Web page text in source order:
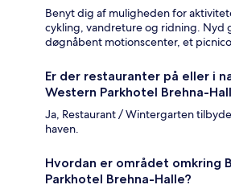
Benyt dig af muligheden for
cykling, vandreture og ridning. Nyd
døgnåbent motionscenter, et
Er der restauranter på eller i
Western Parkhotel Brehna-
Ja, Restaurant / Wintergarten
haven.
Hvordan er området omkring
Parkhotel Brehna-Halle?